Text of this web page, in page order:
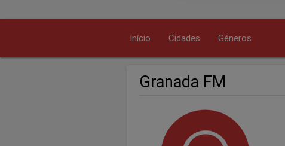
Início Cidades Géneros
Granada FM